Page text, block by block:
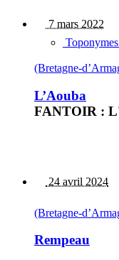
7 mars 2022
(Bretagne-
L’Aouba
FANTOIR :
24 avril 2024
(Bretagne-
Rempeau